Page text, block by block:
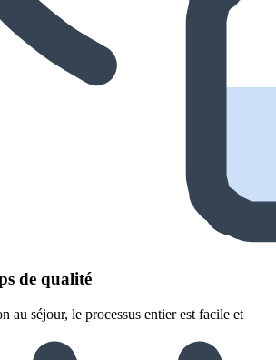
de qualité
au séjour, le processus entier est facile et